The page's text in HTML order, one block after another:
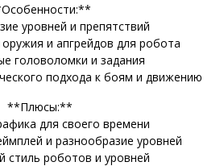
уровней и препятствий
и апгрейдов для робота
головоломки и задания
подхода к боям и движению
**Плюсы:**
для своего времени
и разнообразие уровней
стиль роботов и уровней